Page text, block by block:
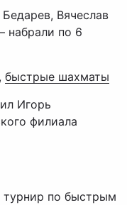
Вячеслав
набрали по 6
, быстрые шахматы
Игорь
филиала
турнир по быстрым